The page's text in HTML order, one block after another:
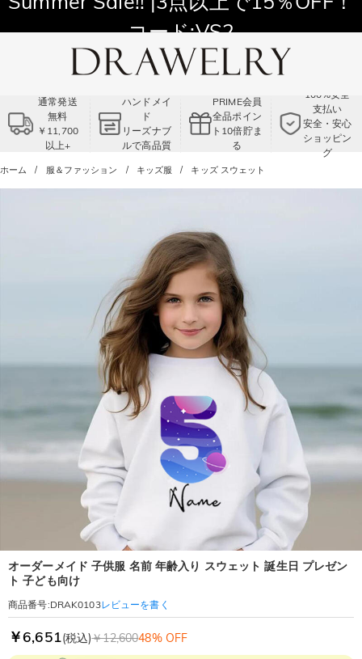
11,700円以上通常配送無料！
Summer Sale!! |3点以上で15％OFF！
コード:VS2
通常発送
無料
￥11,700
以上+
ハンドメイ
ド
リーズナブ
ルで高品質
PRIME会員
全品ポイン
ト10倍貯ま
る
100%安全
支払い
安全・安心
ショッピン
グ
ホーム 服＆ファッション キッズ服 キッズ スウェット
オーダーメイド 子供服 名前 年齢入り スウェット 誕生日 プレゼン
ト 子ども向け
商品番号:DRAK0103レビューを書く
￥6,651(税込)￥12,60048% OFF